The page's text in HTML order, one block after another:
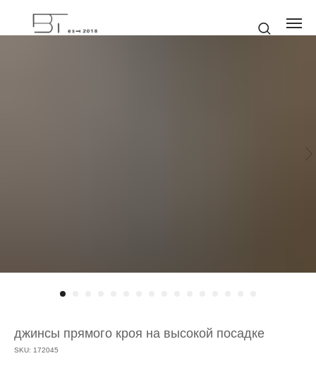
джинсы прямого кроя на высокой посадке
SKU: 172045